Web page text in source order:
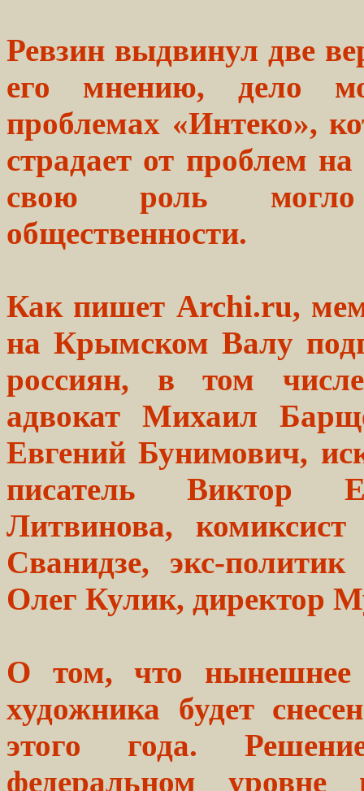
Ревзин выдвинул две
его мнению, дело
проблемах «Интеко»,
страдает от проблем
свою роль могло
общественности.
Как пишет Archi.ru,
на Крымском Валу
россиян, в том
адвокат Михаил
Евгений Бунимович,
писатель Виктор
Литвинова,
Сванидзе, экс-
Олег Кулик, директор
О том, что нынешнее
художника будет
этого года.
федеральном уровне